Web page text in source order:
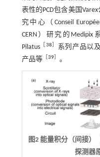
表性的PCD包含美国Varex
究中心（Conseil
CERN）研究的Medipix
Pilatus［ 38
系列产品以
产品等［ 39］ 。
图2 能量积分（间接）
探测器